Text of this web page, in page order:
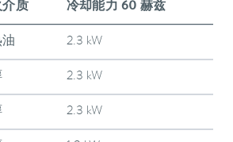
介质 冷却能力 60 赫兹
2.3 kW
2.3 kW
2.3 kW